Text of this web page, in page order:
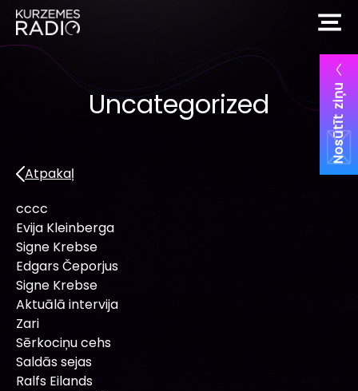
Nosūtīt ziņu
Uncategorized
Atpakaļ
cccc
Evija Kleinberga
Signe Krebse
Edgars Čeporjus
Signe Krebse
Aktuālā intervija
Zari
Sērkociņu cehs
Saldās sejas
Ralfs Eilands